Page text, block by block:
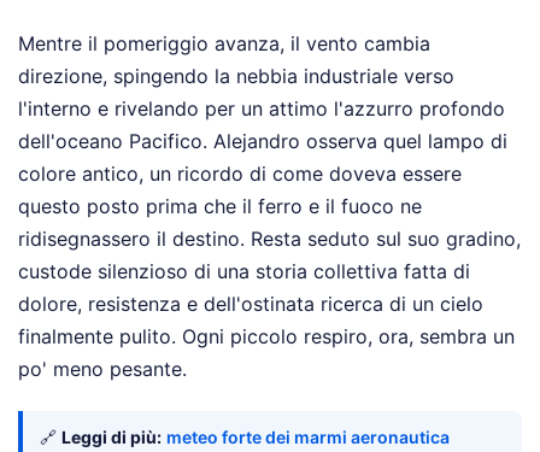
Mentre il pomeriggio avanza, il vento cambia
direzione, spingendo la nebbia industriale verso
l'interno e rivelando per un attimo l'azzurro profondo
dell'oceano Pacifico. Alejandro osserva quel lampo di
colore antico, un ricordo di come doveva essere
questo posto prima che il ferro e il fuoco ne
ridisegnassero il destino. Resta seduto sul suo gradino,
custode silenzioso di una storia collettiva fatta di
dolore, resistenza e dell'ostinata ricerca di un cielo
finalmente pulito. Ogni piccolo respiro, ora, sembra un
po' meno pesante.
🔗 Leggi di più: meteo forte dei marmi aeronautica